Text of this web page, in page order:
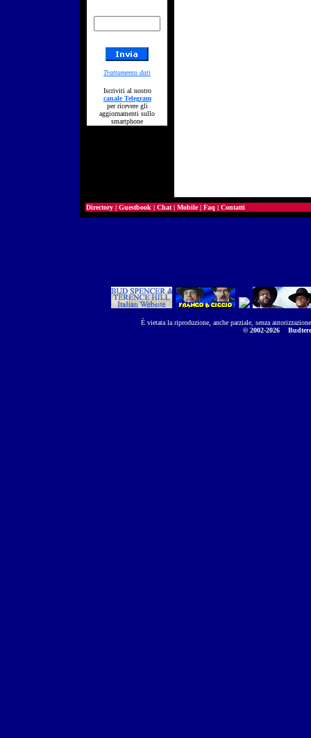
Trattamento dati
Iscriviti al nostro
canale Telegram
per ricevere gli
aggiornamenti sullo
smartphone
Directory | Guestbook | Chat | Mobile| Faq | Contatti
È vietata la riproduzione, anche parziale, senza
© 2002-2026